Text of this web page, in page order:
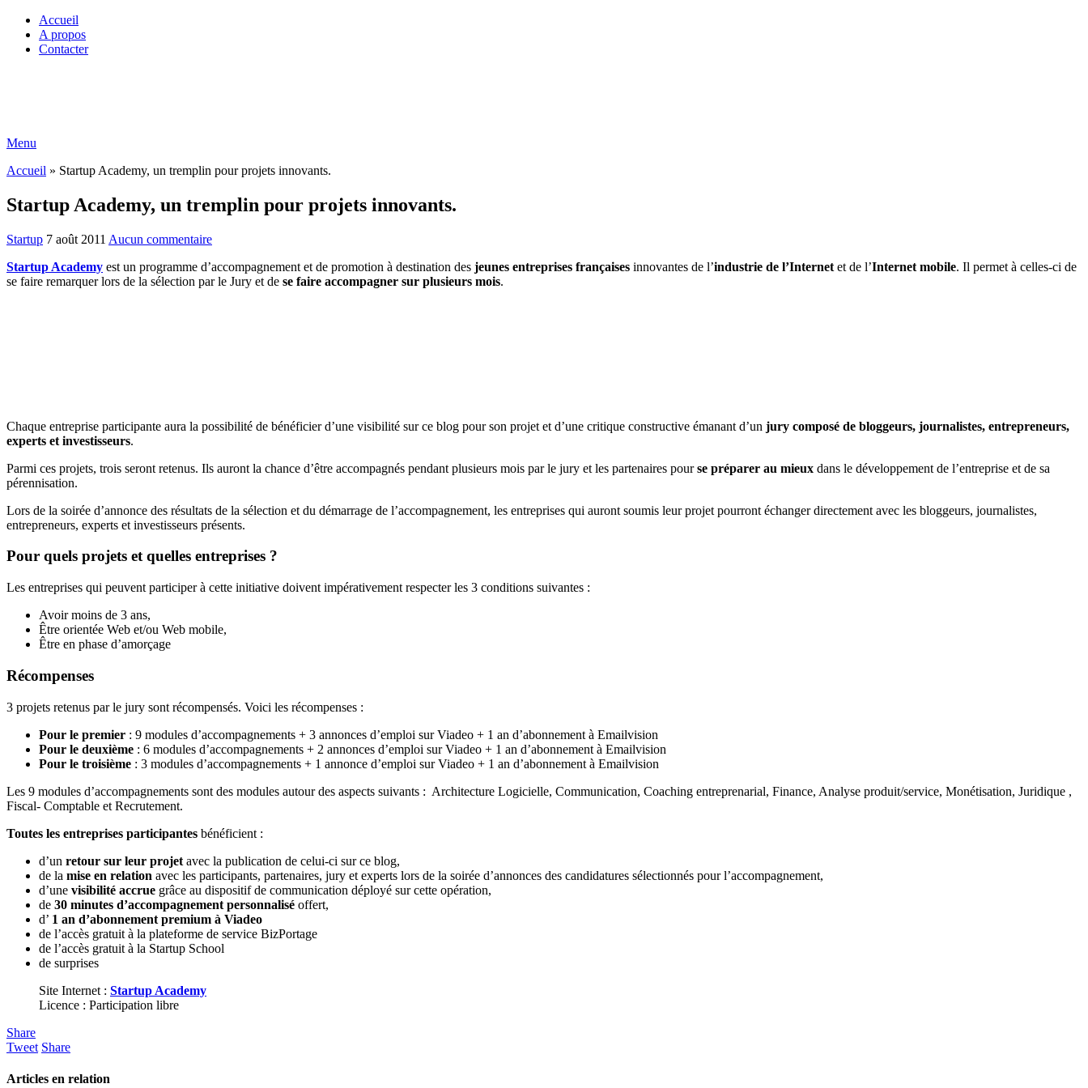
Accueil
A propos
Contacter
Menu
Accueil » Startup Academy, un tremplin pour projets innovants.
Startup Academy, un tremplin pour projets innovants.
Startup 7 août 2011 Aucun commentaire
Startup Academy est un programme d’accompagnement et de promotion à destination des jeunes entreprises françaises innovantes de l’industrie de l’Internet et de l’Internet mobile. Il permet à celles-ci de
se faire remarquer lors de la sélection par le Jury et de se faire accompagner sur plusieurs mois.
Chaque entreprise participante aura la possibilité de bénéficier d’une visibilité sur ce blog pour son projet et d’une critique constructive émanant d’un jury composé de bloggeurs, journalistes, entrepreneurs,
experts et investisseurs.
Parmi ces projets, trois seront retenus. Ils auront la chance d’être accompagnés pendant plusieurs mois par le jury et les partenaires pourse préparer au mieux dans le développement de l’entreprise et de sa
pérennisation.
Lors de la soirée d’annonce des résultats de la sélection et du démarrage de l’accompagnement, les entreprises qui auront soumis leur projet pourront échanger directement avec les bloggeurs, journalistes,
entrepreneurs, experts et investisseurs présents.
Pour quels projets et quelles entreprises ?
Les entreprises qui peuvent participer à cette initiative doivent impérativement respecter les 3 conditions suivantes :
Avoir moins de 3 ans,
Être orientée Web et/ou Web mobile,
Être en phase d’amorçage
Récompenses
3 projets retenus par le jury sont récompensés. Voici les récompenses :
Pour le premier : 9 modules d’accompagnements + 3 annonces d’emploi sur Viadeo + 1 an d’abonnement à Emailvision
Pour le deuxième : 6 modules d’accompagnements + 2 annonces d’emploi sur Viadeo + 1 an d’abonnement à Emailvision
Pour le troisième : 3 modules d’accompagnements + 1 annonce d’emploi sur Viadeo + 1 an d’abonnement à Emailvision
Les 9 modules d’accompagnements sont des modules autour des aspects suivants : Architecture Logicielle, Communication, Coaching entreprenarial, Finance, Analyse produit/service, Monétisation, Juridique ,
Fiscal- Comptable et Recrutement.
Toutes les entreprises participantes bénéficient :
d’un retour sur leur projet avec la publication de celui-ci sur ce blog,
de la mise en relation avec les participants, partenaires, jury et experts lors de la soirée d’annonces des candidatures sélectionnés pour l’accompagnement,
d’une visibilité accrue grâce au dispositif de communication déployé sur cette opération,
de 30 minutes d’accompagnement personnalisé offert,
d’ 1 an d’abonnement premium à Viadeo
de l’accès gratuit à la plateforme de service BizPortage
de l’accès gratuit à la Startup School
de surprises
Site Internet : Startup Academy
Licence : Participation libre
Share
Tweet Share
Articles en relation